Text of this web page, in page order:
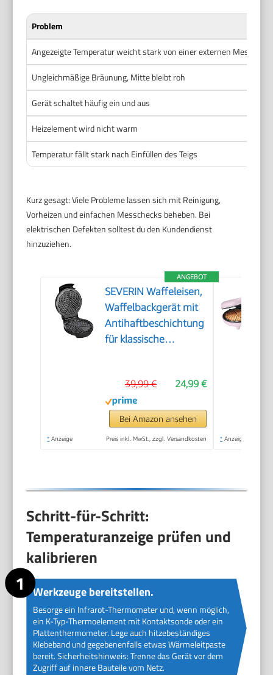
Problem
Angezeigte Temperatur weicht stark von einer externen Messung
Ungleichmäßige Bräunung, Mitte bleibt roh
Gerät schaltet häufig ein und aus
Heizelement wird nicht warm
Temperatur fällt stark nach Einfüllen des Teigs
Kurz gesagt: Viele Probleme lassen sich mit Reinigung,
Vorheizen und einfachen Messchecks beheben. Bei
elektrischen Defekten solltest du den Kundendienst
hinzuziehen.
ANGEBOT
SEVERIN Waffeleisen,
Waffelbackgerät mit
Antihaftbeschichtung
für klassische
praktisch, ca. 1.300 W
Leistung,
schwarz/Edelstal, WA
2103
24,99 €
39,99 €
Bei Amazon ansehen
* Anzeige Preis inkl. MwSt., zzgl. Versandkosten * Anzeige
Schritt-für-Schritt:
Temperaturanzeige prüfen und
kalibrieren
Werkzeuge bereitstellen.
Besorge ein Infrarot-Thermometer und, wenn möglich,
ein K-Typ-Thermoelement mit Kontaktsonde oder ein
Plattenthermometer. Lege auch hitzebeständiges
Klebeband und gegebenenfalls etwas Wärmeleitpaste
bereit. Sicherheitshinweis: Trenne das Gerät vor dem
Zugriff auf innere Bauteile vom Netz.